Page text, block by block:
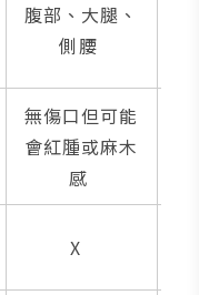
腹部、大腿、
側腰
無傷口但可能
會紅腫或麻木
感
X